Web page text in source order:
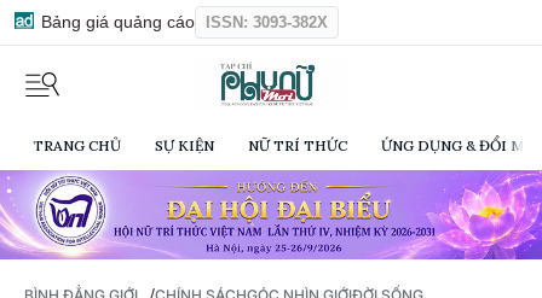
Bảng giá quảng cáo ISSN: 3093-382X
TRANG CHỦ SỰ KIỆN NỮ TRÍ THỨC ỨNG DỤNG & ĐỔI
BÌNH ĐẲNG GIỚI /CHÍNH SÁCHGÓC NHÌN GIỚIĐỜI SỐNG